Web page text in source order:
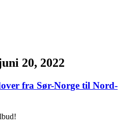
20, 2022
fra Sør-Norge til Nord-